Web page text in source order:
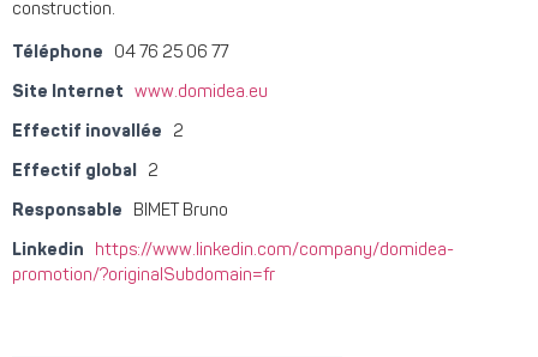
construction.
Téléphone 04 76 25 06 77
Site Internet www.domidea.eu
Effectif inovallée 2
Effectif global 2
Responsable BIMET Bruno
Linkedin
https://www.linkedin.com/company/domidea-
promotion/?originalSubdomain=fr